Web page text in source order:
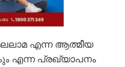
എന്ന ആത്മീയ
എന്ന പ്രഖ്യാപനം